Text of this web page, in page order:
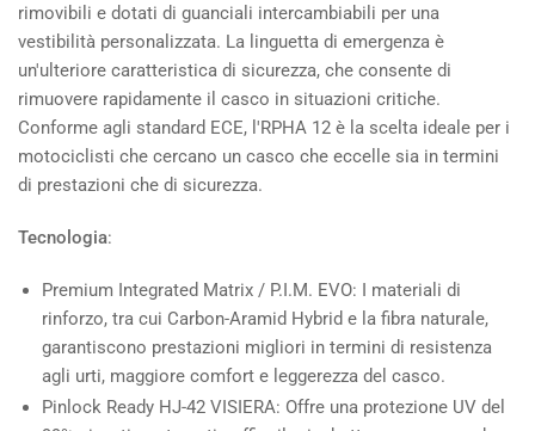
rimovibili e dotati di guanciali intercambiabili per una
vestibilità personalizzata. La linguetta di emergenza è
un'ulteriore caratteristica di sicurezza, che consente di
rimuovere rapidamente il casco in situazioni critiche.
Conforme agli standard ECE, l'RPHA 12 è la scelta ideale per i
motociclisti che cercano un casco che eccelle sia in termini
di prestazioni che di sicurezza.
Tecnologia:
Premium Integrated Matrix / P.I.M. EVO: I materiali di
rinforzo, tra cui Carbon-Aramid Hybrid e la fibra naturale,
garantiscono prestazioni migliori in termini di resistenza
agli urti, maggiore comfort e leggerezza del casco.
Pinlock Ready HJ-42 VISIERA: Offre una protezione UV del